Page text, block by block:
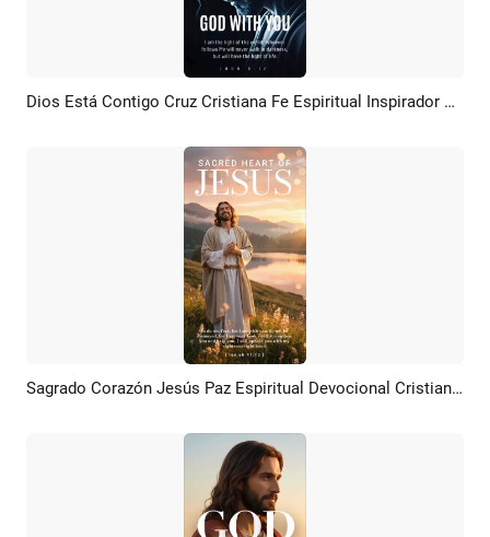
Previsualizar Crear IA Dios Está Contigo Cruz Cristiana Fe Espiritual Inspirador Motivacional Redes Sociales
Previsualizar Crear IA Sagrado Corazón Jesús Paz Espiritual Devocional Cristiano Motivación Historia De Instagram